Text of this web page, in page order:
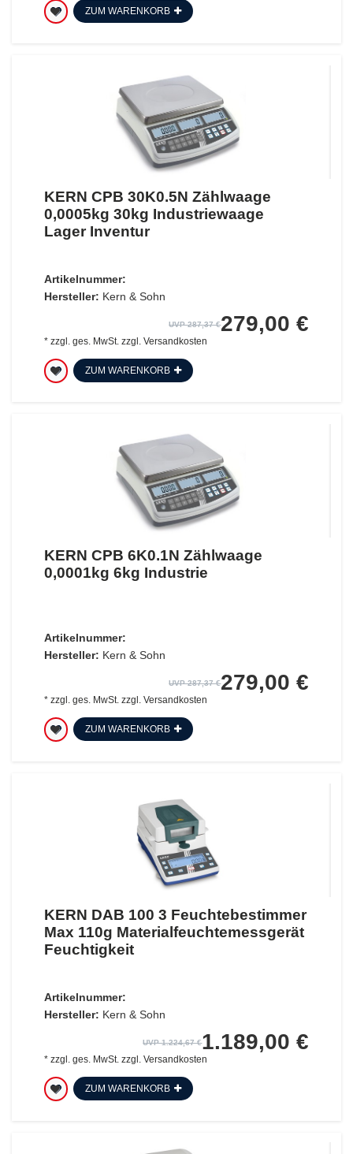
ZUM WARENKORB
KERN CPB 30K0.5N Zählwaage
0,0005kg 30kg Industriewaage
Lager Inventur
Artikelnummer:
Hersteller: Kern & Sohn
UVP 287,37 €279,00 €
* zzgl. ges. MwSt. zzgl. Versandkosten
ZUM WARENKORB
KERN CPB 6K0.1N Zählwaage
0,0001kg 6kg Industrie
Artikelnummer:
Hersteller: Kern & Sohn
UVP 287,37 €279,00 €
* zzgl. ges. MwSt.zzgl. Versandkosten
ZUM WARENKORB
KERN DAB 100 3 Feuchtebestimmer
Max 110g Materialfeuchtemessgerät
Feuchtigkeit
Artikelnummer:
Hersteller: Kern & Sohn
UVP 1.224,67 €1.189,00 €
* zzgl. ges. MwSt. zzgl. Versandkosten
ZUM WARENKORB